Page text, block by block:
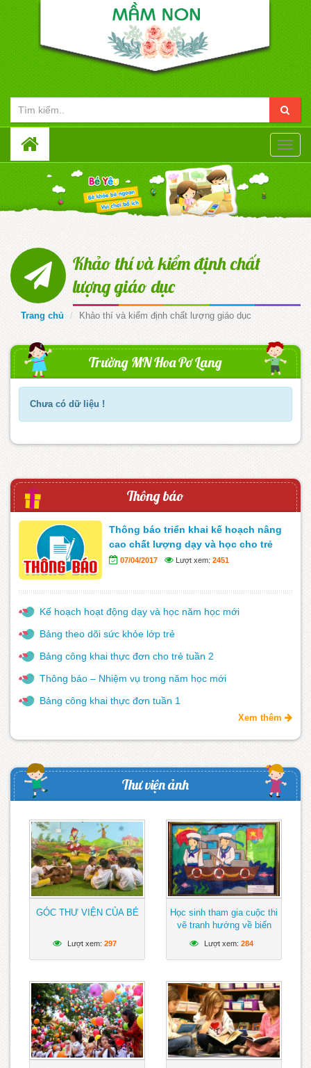
Toggle
Khảo thí và kiểm định chất
lượng giáo dục
Trang chủ Khảo thí và kiểm định chất lượng giáo dục
Trường MN Hoa Pơ Lang
Chưa có dữ liệu !
Thông báo
Thông báo triển khai kế hoạch nâng
cao chất lượng dạy và học cho trẻ
07/04/2017 Lượt xem: 2451
Kế hoạch hoạt động dạy và học năm học mới
Bảng theo dõi sức khỏe lớp trẻ
Bảng công khai thực đơn cho trẻ tuần 2
Thông báo – Nhiệm vụ trong năm học mới
Bảng công khai thực đơn tuần 1
Xem thêm
Thư viện ảnh
GÓC THƯ VIỆN CỦA BÉ
Lượt xem: 297
Học sinh tham gia cuộc thi
vẽ tranh hướng về biển
Lượt xem: 284